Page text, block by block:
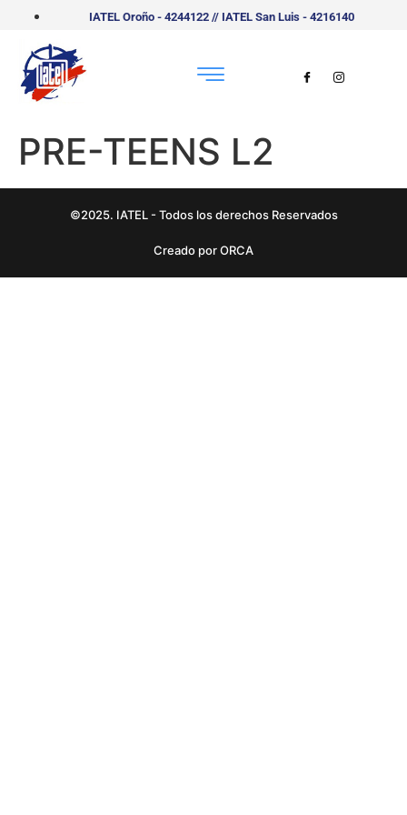
IATEL Oroño - 4244122 // IATEL San Luis - 4216140
PRE-TEENS L2
©2025. IATEL - Todos los derechos Reservados
Creado por ORCA